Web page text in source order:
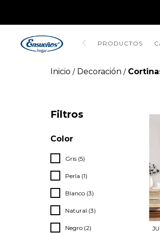
PRODUCTOS
Inicio / Decoración /
Filtros
Color
Gris (5)
Perla (1)
Blanco (3)
Natural (3)
Negro (2)